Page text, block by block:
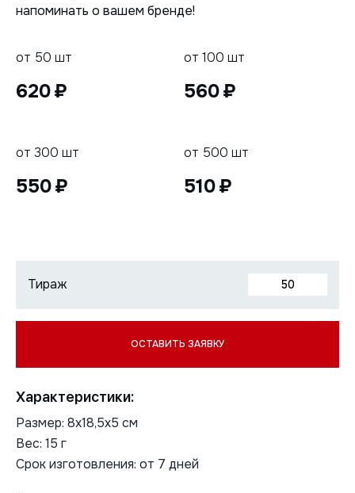
напоминать о вашем бренде!
от 50 шт
620
от 100 шт
560
от 300 шт
550
от 500 шт
510
Характеристики:
Размер: 8х18,5х5 см
Вес: 15 г
Срок изготовления: от 7 дней